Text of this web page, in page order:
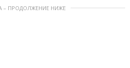
– ПРОДОЛЖЕНИЕ НИЖЕ